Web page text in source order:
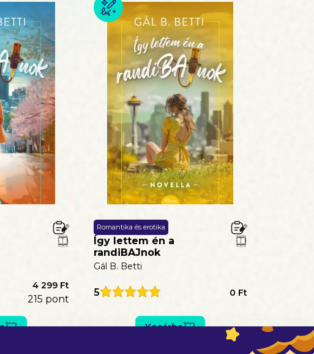
4 299 Ft
215 pont
Romantika és erotika
Így lettem én a
randiBAJnok
Gál B. Betti
5 0 Ft
Kosárba